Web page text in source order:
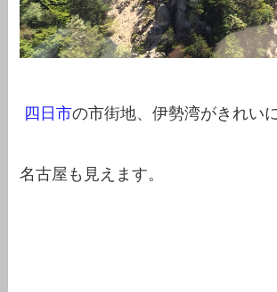
四日市の市街地、伊勢湾がきれい
名古屋も見えます。